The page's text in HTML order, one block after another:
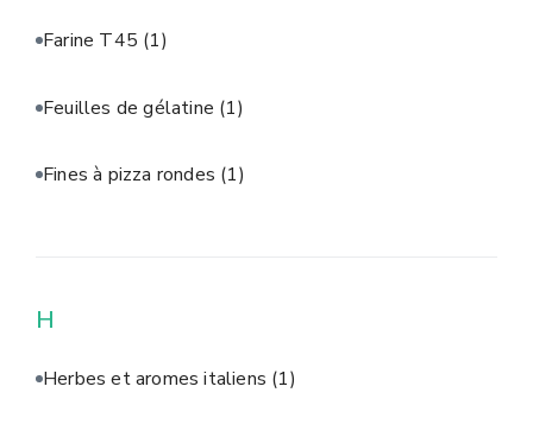
Farine T45 (1)
Feuilles de gélatine (1)
Fines à pizza rondes (1)
H
Herbes et aromes italiens (1)